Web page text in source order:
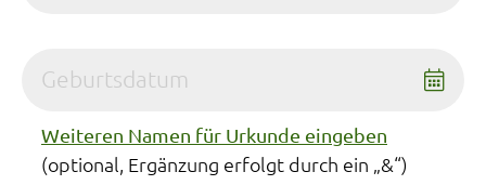
Geburtsdatum
Weiteren Namen für Urkunde eingeben
(optional, Ergänzung erfolgt durch ein „&“)